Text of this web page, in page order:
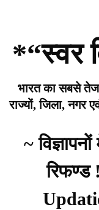
*“स्वर
भारत का सबसे
राज्यों, जिला, नगर
~
रिफण्ड